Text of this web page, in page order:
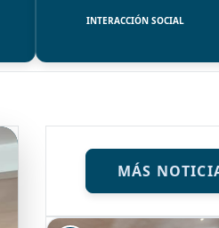
INTERACCIÓN SOCIAL
MÁS